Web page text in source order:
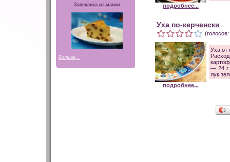
Запеканка из манки
Больше...
подробнее...
Уха по-керченски
подробнее...
Уха от
— 24
лук